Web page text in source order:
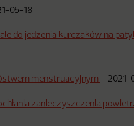
05-18
do jedzenia kurczaków na
menstruacyjnym – 2021-
zanieczyszczenia